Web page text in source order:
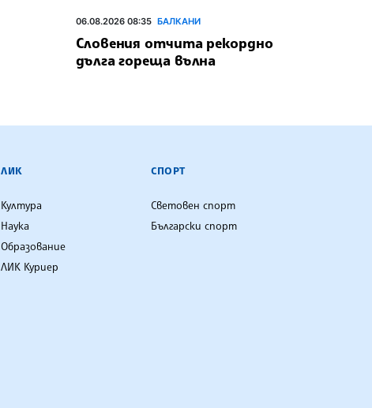
06.08.2026 08:35 БАЛКАНИ
Словения отчита рекордно
дълга гореща вълна
ЛИК
Култура
Наука
Образование
ЛИК Куриер
СПОРТ
Световен спорт
Български спорт